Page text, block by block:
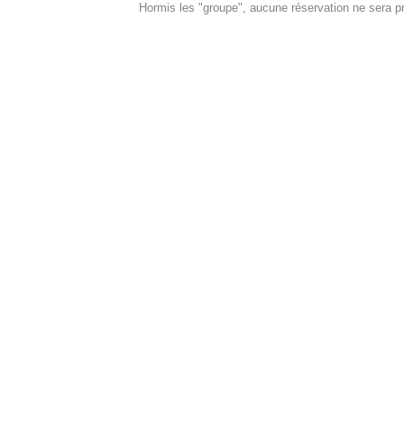
Hormis les "groupe", aucune réservation ne sera